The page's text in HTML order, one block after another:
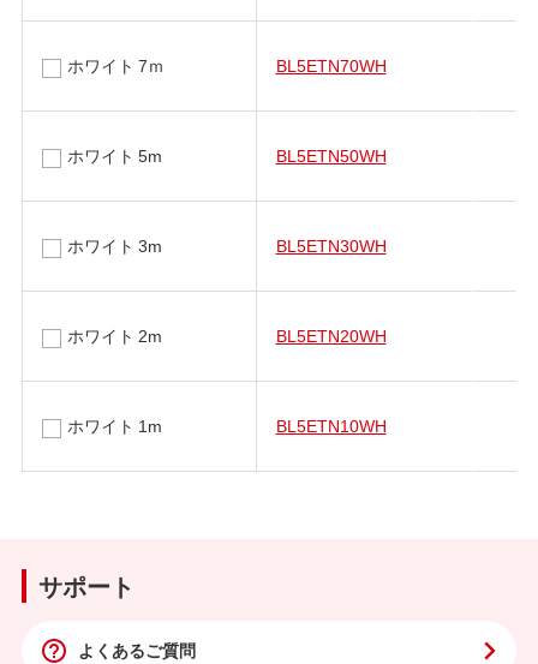
ホワイト 7ｍ BL5ETN70WH
ホワイト 5m BL5ETN50WH
ホワイト 3m BL5ETN30WH
ホワイト 2m BL5ETN20WH
ホワイト 1m BL5ETN10WH
サポート
よくあるご質問